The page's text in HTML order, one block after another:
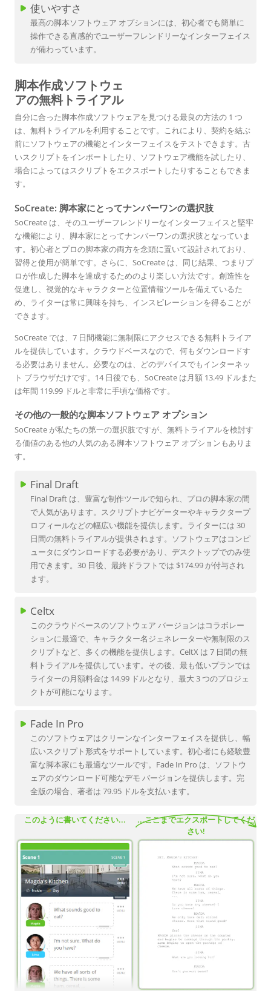
使いやすさ
最高の脚本ソフトウェア オプションには、初心者でも簡単に
操作できる直感的でユーザーフレンドリーなインターフェイス
が備わっています。
脚本作成ソフトウェ
アの無料トライアル
自分に合った脚本作成ソフトウェアを見つける最良の方法の 1 つ
は、無料トライアルを利用することです。これにより、契約を結ぶ
前にソフトウェアの機能とインターフェイスをテストできます。古
いスクリプトをインポートしたり、ソフトウェア機能を試したり、
場合によってはスクリプトをエクスポートしたりすることもできま
す。
SoCreate: 脚本家にとってナンバーワンの選択肢
SoCreate は、そのユーザーフレンドリーなインターフェイスと堅牢
な機能により、脚本家にとってナンバーワンの選択肢となっていま
す。初心者とプロの脚本家の両方を念頭に置いて設計されており、
習得と使用が簡単です。さらに、SoCreate は、同じ結果、つまりプ
ロが作成した脚本を達成するためのより楽しい方法です。創造性を
促進し、視覚的なキャラクターと位置情報ツールを備えているた
め、ライターは常に興味を持ち、インスピレーションを得ることが
できます。
SoCreate では、7 日間機能に無制限にアクセスできる無料トライア
ルを提供しています。クラウドベースなので、何もダウンロードす
る必要はありません。必要なのは、どのデバイスでもインターネッ
ト ブラウザだけです。14 日後でも、SoCreate は月額 13.49 ドルまた
は年間 119.99 ドルと非常に手頃な価格です。
その他の一般的な脚本ソフトウェア オプション
SoCreate が私たちの第一の選択肢ですが、無料トライアルを検討す
る価値のある他の人気のある脚本ソフトウェア オプションもありま
す。
Final Draft
Final Draft は、豊富な制作ツールで知られ、プロの脚本家の間
で人気があります。スクリプトナビゲーターやキャラクタープ
ロフィールなどの幅広い機能を提供します。ライターには 30
日間の無料トライアルが提供されます。ソフトウェアはコンピ
ュータにダウンロードする必要があり、デスクトップでのみ使
用できます。30 日後、最終ドラフトでは $174.99 が付与され
ます。
Celtx
このクラウドベースのソフトウェア バージョンはコラボレー
ションに最適で、キャラクター名ジェネレーターや無制限のス
クリプトなど、多くの機能を提供します。CeltX は 7 日間の無
料トライアルを提供しています。その後、最も低いプランでは
ライターの月額料金は 14.99 ドルとなり、最大 3 つのプロジェ
クトが可能になります。
Fade In Pro
このソフトウェアはクリーンなインターフェイスを提供し、幅
広いスクリプト形式をサポートしています。初心者にも経験豊
富な脚本家にも最適なツールです。Fade In Pro は、ソフトウ
ェアのダウンロード可能なデモ バージョンを提供します。完
全版の場合、著者は 79.95 ドルを支払います。
このように書いてください...
...ここまでエクスポートしてくだ
さい!